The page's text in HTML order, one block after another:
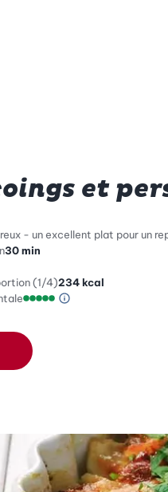
et
- un excellent plat pour un
30 min
(1/4)234 kcal
Information sur